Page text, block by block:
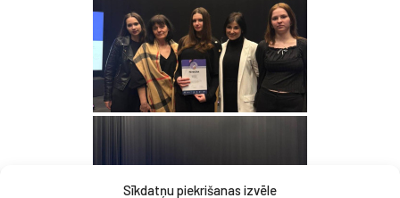
Sīkdatņu piekrišanas izvēle